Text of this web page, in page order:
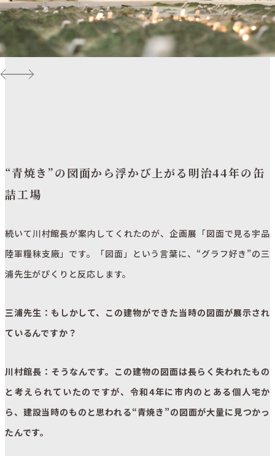
“青焼き”の図面から浮かび上がる明治44年の缶
詰工場
続いて川村館長が案内してくれたのが、企画展「図面で見る宇品
陸軍糧秣支廠」です。「図面」という言葉に、“グラフ好き”の三
浦先生がぴくりと反応します。
三浦先生：もしかして、この建物ができた当時の図面が展示され
ているんですか？
川村館長：そうなんです。この建物の図面は長らく失われたもの
と考えられていたのですが、令和4年に市内のとある個人宅か
ら、建設当時のものと思われる“青焼き”の図面が大量に見つかっ
たんです。